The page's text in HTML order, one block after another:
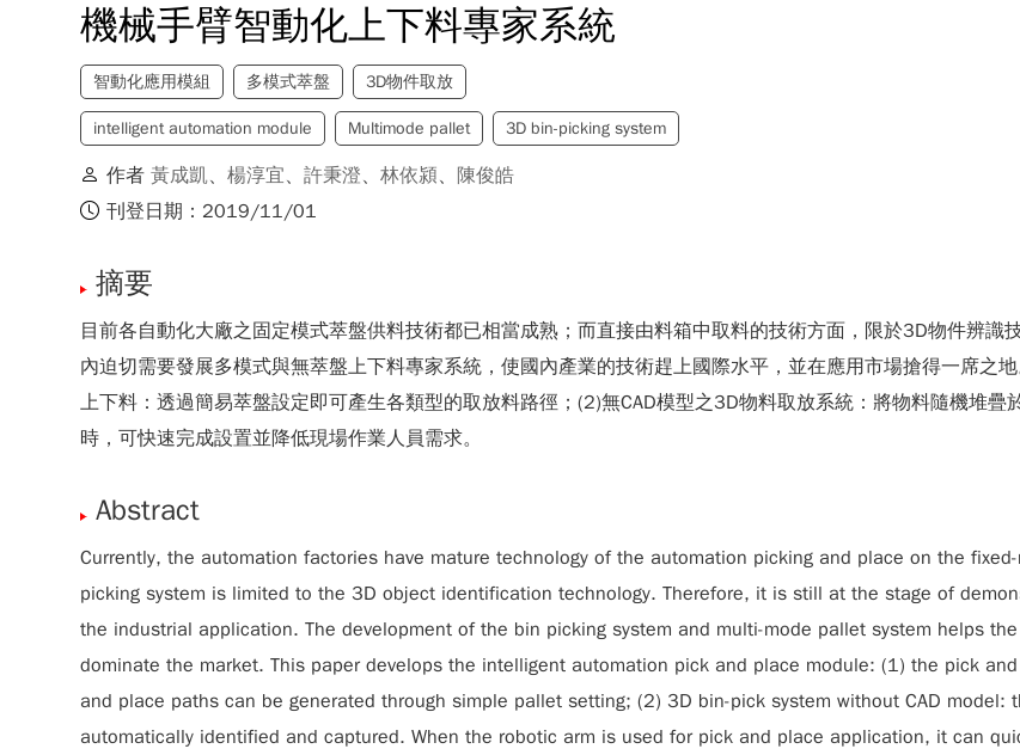
機械手臂智動化上下料專家系統
智動化應用模組 多模式萃盤 3D物件取放
intelligent automation module Multimode pallet 3D bin-picking system
作者黃成凱、楊淳宜、許秉澄、林依潁、 陳俊皓
刊登日期：2019/11/01
摘要
目前各自動化大廠之固定模式萃盤供料技術都已相當成熟；而直接由料箱中取料的技術方面，限於3D物件辨
內迫切需要發展多模式與無萃盤上下料專家系統，使國內產業的技術趕上國際水平，並在應用市場搶得一席之
上下料：透過簡易萃盤設定即可產生各類型的取放料路徑；(2)無CAD模型之3D物料取放系統：將物料隨機堆
時，可快速完成設置並降低現場作業人員需求。
Abstract
Currently, the automation factories have mature technology of the automation picking and place on the
picking system is limited to the 3D object identification technology. Therefore, it is still at the stage of
the industrial application. The development of the bin picking system and multi-mode pallet system helps
dominate the market. This paper develops the intelligent automation pick and place module: (1) the pick
and place paths can be generated through simple pallet setting; (2) 3D bin-pick system without CAD
automatically identified and captured. When the robotic arm is used for pick and place application, it can